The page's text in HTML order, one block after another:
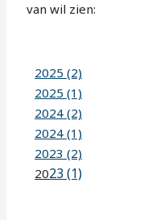
van wil zien:
2025 (2)
2025 (1)
2024 (2)
2024 (1)
2023 (2)
2023 (1)